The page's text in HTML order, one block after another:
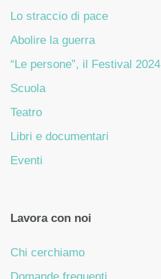
Lo straccio di pace
Abolire la guerra
“Le persone”, il Festival 2024
Scuola
Teatro
Libri e documentari
Eventi
Lavora con noi
Chi cerchiamo